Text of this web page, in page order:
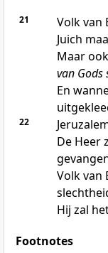
21 Volk van
Juich
Maar
van Gods
En
22
De Heer
Volk van
Hij zal
Footnotes